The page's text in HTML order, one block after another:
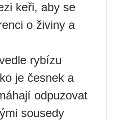
keři, aby se
o živiny a
rybízu
je česnek a
odpuzovat
sousedy